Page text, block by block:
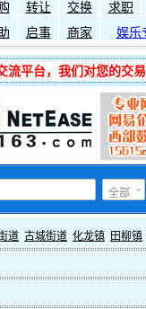
转让 交换
求职
启事 商家 娱乐
流平台，我们对您的交
全部
道 古城街道 化龙镇 田柳镇